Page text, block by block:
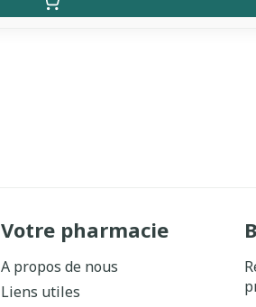
Votre pharmacie
A propos de nous
Liens utiles